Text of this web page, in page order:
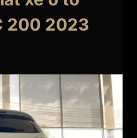
200 2023